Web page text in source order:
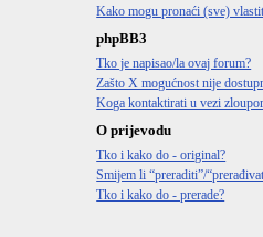
Kako mogu pronaći (sve)
phpBB3
Tko je napisao/la ovaj forum?
Zašto X mogućnost nije
Koga kontaktirati u vezi
O prijevodu
Tko i kako do - original?
Smijem li “preraditi”/
Tko i kako do - prerade?